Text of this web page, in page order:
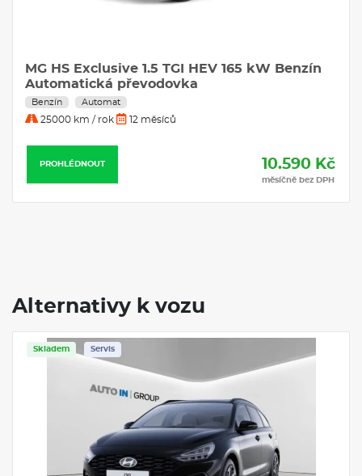
MG HS Exclusive 1.5 TGI HEV 165 kW Benzín
Automatická převodovka
Benzín Automat
25000 km / rok 12 měsíců
PROHLÉDNOUT 10.590 Kč
měsíčně bez DPH
Alternativy k vozu
Servis